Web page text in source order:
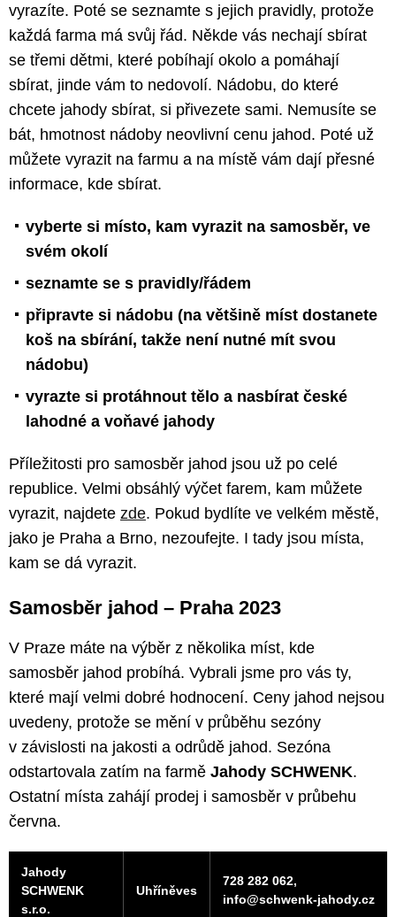
vyrazíte. Poté se seznamte s jejich pravidly, protože
každá farma má svůj řád. Někde vás nechají sbírat
se třemi dětmi, které pobíhají okolo a pomáhají
sbírat, jinde vám to nedovolí. Nádobu, do které
chcete jahody sbírat, si přivezete sami. Nemusíte se
bát, hmotnost nádoby neovlivní cenu jahod. Poté už
můžete vyrazit na farmu a na místě vám dají přesné
informace, kde sbírat.
vyberte si místo, kam vyrazit na samosběr, ve
svém okolí
seznamte se s pravidly/řádem
připravte si nádobu (na většině míst dostanete
koš na sbírání, takže není nutné mít svou
nádobu)
vyrazte si protáhnout tělo a nasbírat české
lahodné a voňavé jahody
Příležitosti pro samosběr jahod jsou už po celé
republice. Velmi obsáhlý výčet farem, kam můžete
vyrazit, najdete zde. Pokud bydlíte ve velkém městě,
jako je Praha a Brno, nezoufejte. I tady jsou místa,
kam se dá vyrazit.
Samosběr jahod – Praha 2023
V Praze máte na výběr z několika míst, kde
samosběr jahod probíhá. Vybrali jsme pro vás ty,
které mají velmi dobré hodnocení. Ceny jahod nejsou
uvedeny, protože se mění v průběhu sezóny
v závislosti na jakosti a odrůdě jahod. Sezóna
odstartovala zatím na farmě Jahody SCHWENK.
Ostatní místa zahájí prodej i samosběr v průbehu
června.
Jahody
SCHWENK
s.r.o.
Uhříněves
728 282 062,
info@schwenk-jahody.cz